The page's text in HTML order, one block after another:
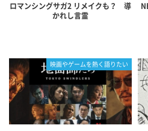
ロマンシングサガ2 リメイクも？ 導
かれし言霊
映画やゲームを熱く語りたい